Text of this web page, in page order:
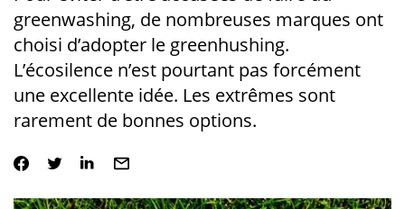
greenwashing, de nombreuses marques ont
choisi d’adopter le greenhushing.
L’écosilence n’est pourtant pas forcément
une excellente idée. Les extrêmes sont
rarement de bonnes options.